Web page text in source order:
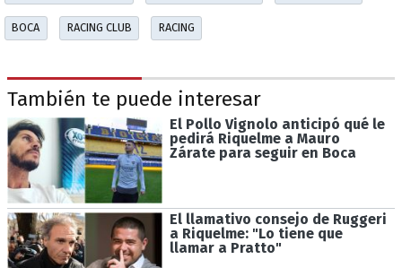
BOCA RACING CLUB RACING
También te puede interesar
El Pollo Vignolo anticipó qué le
pedirá Riquelme a Mauro
Zárate para seguir en Boca
El llamativo consejo de Ruggeri
a Riquelme: "Lo tiene que
llamar a Pratto"